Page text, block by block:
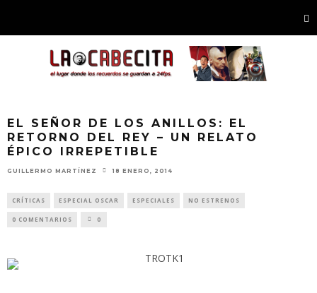
EL SEÑOR DE LOS ANILLOS: EL
RETORNO DEL REY – UN RELATO
ÉPICO IRREPETIBLE
GUILLERMO MARTÍNEZ 18 ENERO, 2014
CRÍTICAS ESPECIAL OSCAR ESPECIALES NO ESTRENOS
0 COMENTARIOS 0